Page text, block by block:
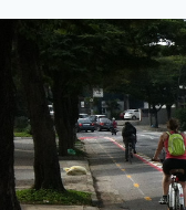
DO
BUTANTÃ